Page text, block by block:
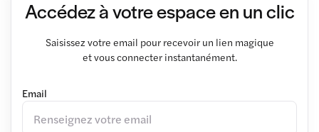
Accédez à votre espace en un clic
Saisissez votre email pour recevoir un lien magique
et vous connecter instantanément.
Email